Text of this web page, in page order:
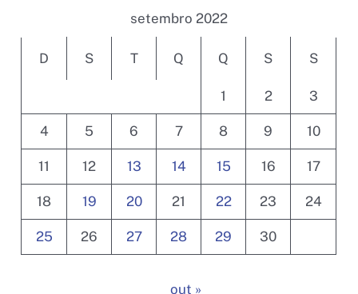
setembro 2022
D S T Q Q S S
1 2 3
4 5 6 7 8 9 10
11 12 13 14 15 16 17
18 19 20 21 22 23 24
25 26 27 28 29 30
out »